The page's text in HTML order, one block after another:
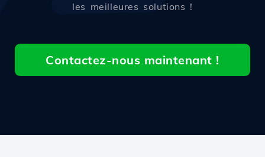
les meilleures solutions !
Contactez-nous maintenant !